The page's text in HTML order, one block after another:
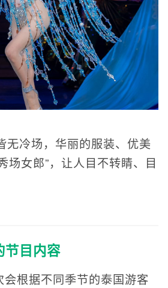
无冷场，华丽的服装、优美
场女郎”，让人目不转睛、目
节目内容
根据不同季节的泰国游客